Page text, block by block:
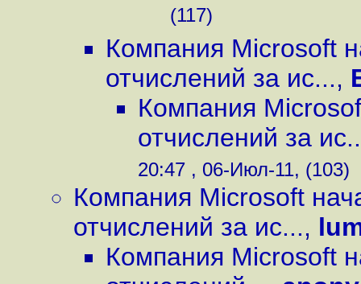
(117)
Компания Microsoft
отчислений за ис...,
Компания
отчислений за
20:47 , 06-Июл-11, (103)
Компания Microsoft
отчислений за ис...,
Компания Microsoft